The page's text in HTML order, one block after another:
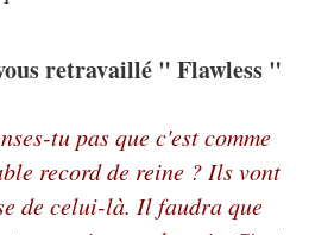
retravaillé " Flawless "
tu pas que c'est comme
record de reine ? Ils vont
de celui-là. Il faudra que